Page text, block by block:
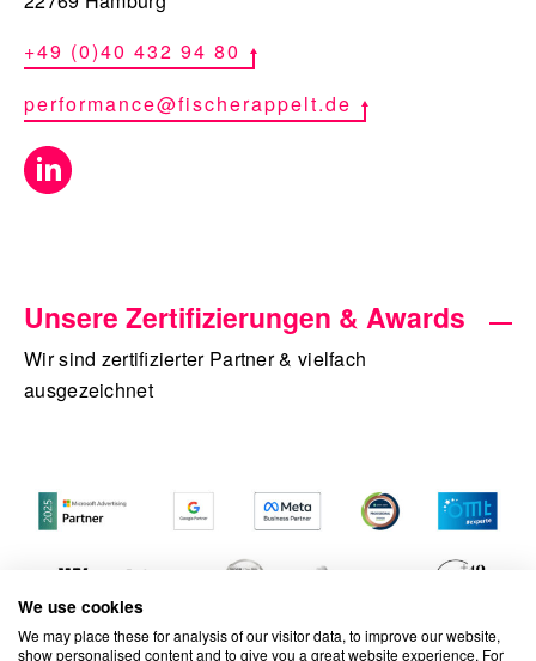
+49 (0)40 432 94 80
performance@fischerappelt.de
Unsere Zertifizierungen & Awards
Wir sind zertifizierter Partner & vielfach
ausgezeichnet
We use cookies
We may place these for analysis of our visitor data, to improve our website,
show personalised content and to give you a great website experience. For